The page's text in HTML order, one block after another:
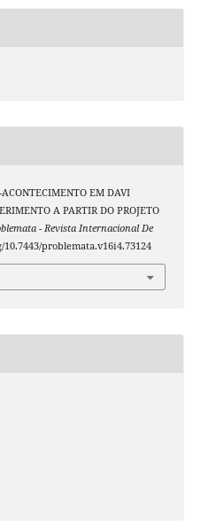
EM DAVI
A PARTIR DO PROJETO
- Revista Internacional De
problemata.v16i4.73124